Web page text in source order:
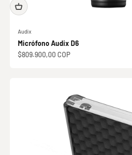
Audix
Micrófono Audix D6
Precio de oferta
$809.900,00 COP